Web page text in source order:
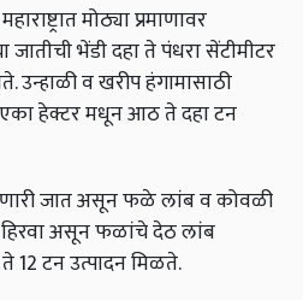
मोठ्या प्रमाणावर
जातीची भेंडी दहा ते पंधरा सेंटीमीटर
उन्हाळी व खरीप हंगामासाठी
एका हेक्टर मधून आठ ते दहा टन
जात असून फळे लांब व कोवळी
हिरवा असून फळांचे देठ लांब
12 टन उत्पादन मिळते.